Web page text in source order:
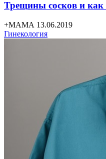
Трещины сосков и как
+МАМА 13.06.2019
Гинекология